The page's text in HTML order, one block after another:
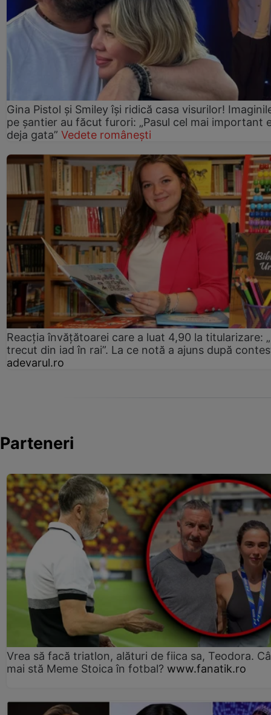
Gina Pistol și Smiley își ridică casa visurilor!
pe șantier au făcut furori: „Pasul cel mai important
deja gata” Vedete românești
Reacția învățătoarei care a luat 4,90 la titularizare:
trecut din iad în rai”. La ce notă a ajuns după
adevarul.ro
Parteneri
Vrea să facă triatlon, alături de fiica sa, Teodora.
mai stă Meme Stoica în fotbal? www.fanatik.ro